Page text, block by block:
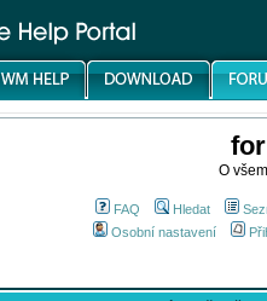
O
FAQ Hledat
Osobní nastavení